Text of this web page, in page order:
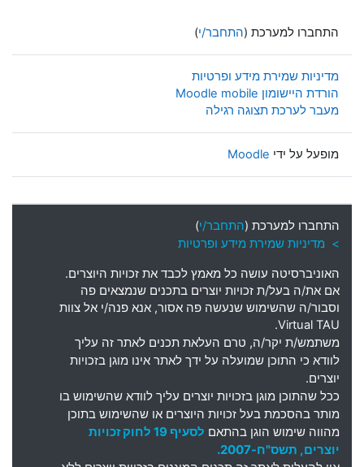
התחברו למערכת (התחבר/י)
מדיניות שמירת מידע ופרטיות
הורדת היישומון Moodle mobile
מעבר לערכת תצוגה רגילה
מופעל על ידי Moodle
התחברו למערכת (התחבר/י)
> מדיניות שמירת מידע ופרטיות
האוניברסיטה עושה כל מאמץ לכבד את זכויות היוצרים.
אם את/ה בעל/ת זכויות יוצרים בתכנים שנמצאים פה
וסבור/ה שהשימוש שנעשה פה אסור, אנא פנה/י אל צוות
Virtual TAU.
משתמש/ת יקר/ה, טרם העלאת תכנים לאתר זה עליך
לוודא כי התוכן שמועלה על ידך לאתר אינו מוגן בזכויות
יוצרים.
ככל שהתוכן מוגן בזכויות יוצרים עליך לוודא שהשימוש בו
מותר בהסכמת בעל זכויות היוצרים או שהשימוש בתוכן
מהווה שימוש הוגן בהתאם
לסעיף 19 לחוק זכויות
יוצרים, תשס"ח-2007.